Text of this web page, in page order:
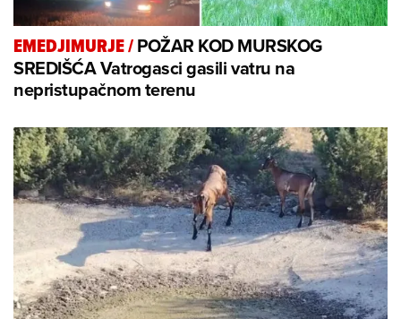
EMEDJIMURJE/POŽAR KOD MURSKOG
SREDIŠĆA Vatrogasci gasili vatru na
nepristupačnom terenu